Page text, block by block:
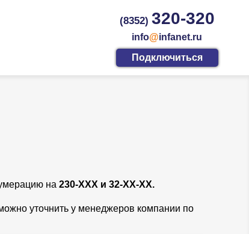
(8352) 320-320
info@infanet.ru
Подключиться
на 230-ХХХ и 32-ХХ-ХХ.
уточнить у менеджеров компании по